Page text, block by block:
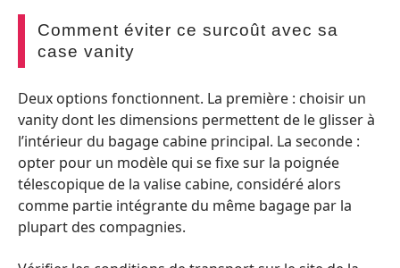
Comment éviter ce surcoût avec sa
case vanity
Deux options fonctionnent. La première : choisir un
vanity dont les dimensions permettent de le glisser à
l’intérieur du bagage cabine principal. La seconde :
opter pour un modèle qui se fixe sur la poignée
télescopique de la valise cabine, considéré alors
comme partie intégrante du même bagage par la
plupart des compagnies.